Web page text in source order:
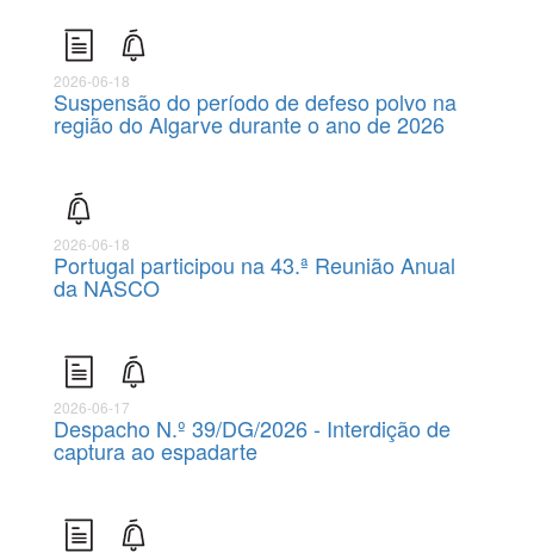
2026-06-18
Suspensão do período de defeso polvo na
região do Algarve durante o ano de 2026
2026-06-18
Portugal participou na 43.ª Reunião Anual
da NASCO
2026-06-17
Despacho N.º 39/DG/2026 - Interdição de
captura ao espadarte